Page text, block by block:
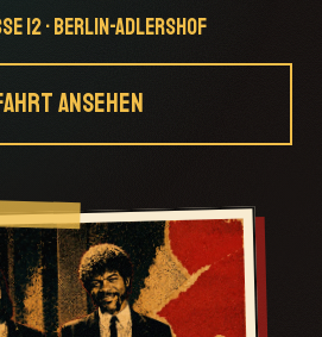
12 · BERLIN-ADLERSHOF
ANSEHEN